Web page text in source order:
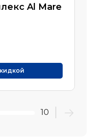
Al Mare
10